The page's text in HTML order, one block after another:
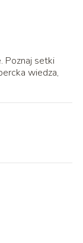
Poznaj setki
wiedza,